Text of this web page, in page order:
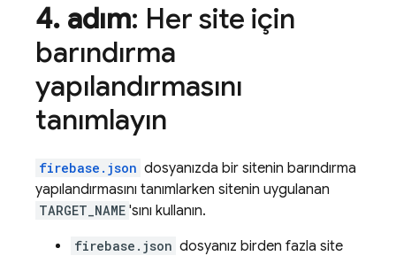
4. adım: Her site için
barındırma
yapılandırmasını
tanımlayın
firebase.json dosyanızda bir sitenin barındırma
yapılandırmasını tanımlarken sitenin uygulanan
TARGET_NAME 'sını kullanın.
firebase.json dosyanız birden fazla site